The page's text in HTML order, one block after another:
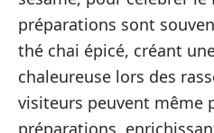
préparations sont
thé chai épicé, créant
chaleureuse lors des
visiteurs peuvent même
préparations,